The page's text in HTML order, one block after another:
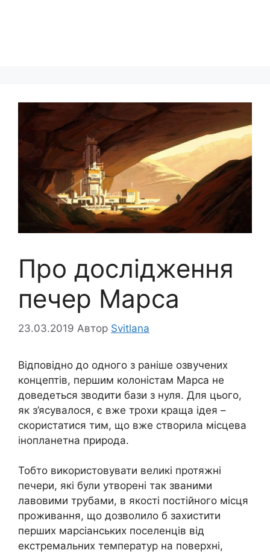
Про дослідження
печер Марса
23.03.2019 Автор Svitlana
Відповідно до одного з раніше озвучених
концептів, першим колоністам Марса не
доведеться зводити бази з нуля. Для цього,
як з’ясувалося, є вже трохи краща ідея –
скористатися тим, що вже створила місцева
інопланетна природа.
Тобто використовувати великі протяжні
печери, які були утворені так званими
лавовими трубами, в якості постійного місця
проживання, що дозволило б захистити
перших марсіанських поселенців від
екстремальних температур на поверхні,